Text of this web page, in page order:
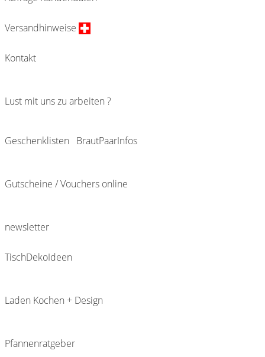
Versandhinweise
Kontakt
Lust mit uns zu arbeiten ?
Geschenklisten BrautPaarInfos
Gutscheine / Vouchers online
newsletter
TischDekoIdeen
Laden Kochen + Design
Pfannenratgeber